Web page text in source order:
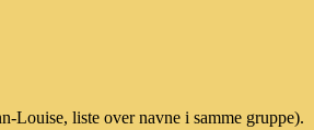
Louise, liste over navne i samme gruppe).